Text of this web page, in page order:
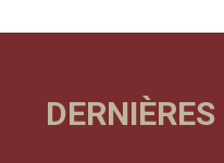
DERNIÈRES